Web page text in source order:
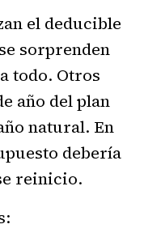
el deducible
sorprenden
todo. Otros
año del plan
natural. En
debería
reinicio.